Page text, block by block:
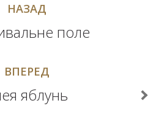
НАЗАД
поле
ВПЕРЕД
яблунь